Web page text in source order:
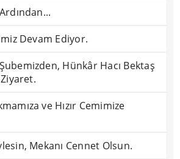
Devam Ediyor.
Hünkâr Hacı Bektaş
ve Hızır Cemimize
Mekanı Cennet Olsun.